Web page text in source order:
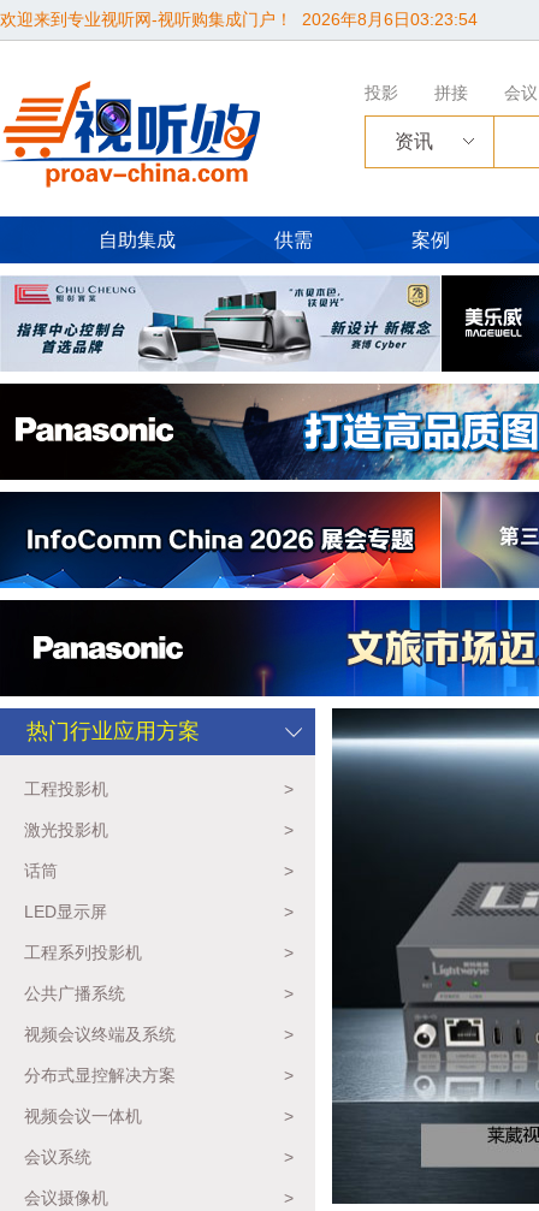
欢迎来到专业视听网-视听购集成门户！ 2026年8月6日03:23:55
投影 拼接 会议
资讯
自助集成 供需 案例
热门行业应用方案
工程投影机 >
激光投影机 >
话筒 >
LED显示屏 >
工程系列投影机 >
公共广播系统 >
视频会议终端及系统 >
分布式显控解决方案 >
视频会议一体机 >
会议系统 >
会议摄像机 >